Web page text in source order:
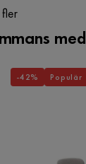
med
-42% Populär